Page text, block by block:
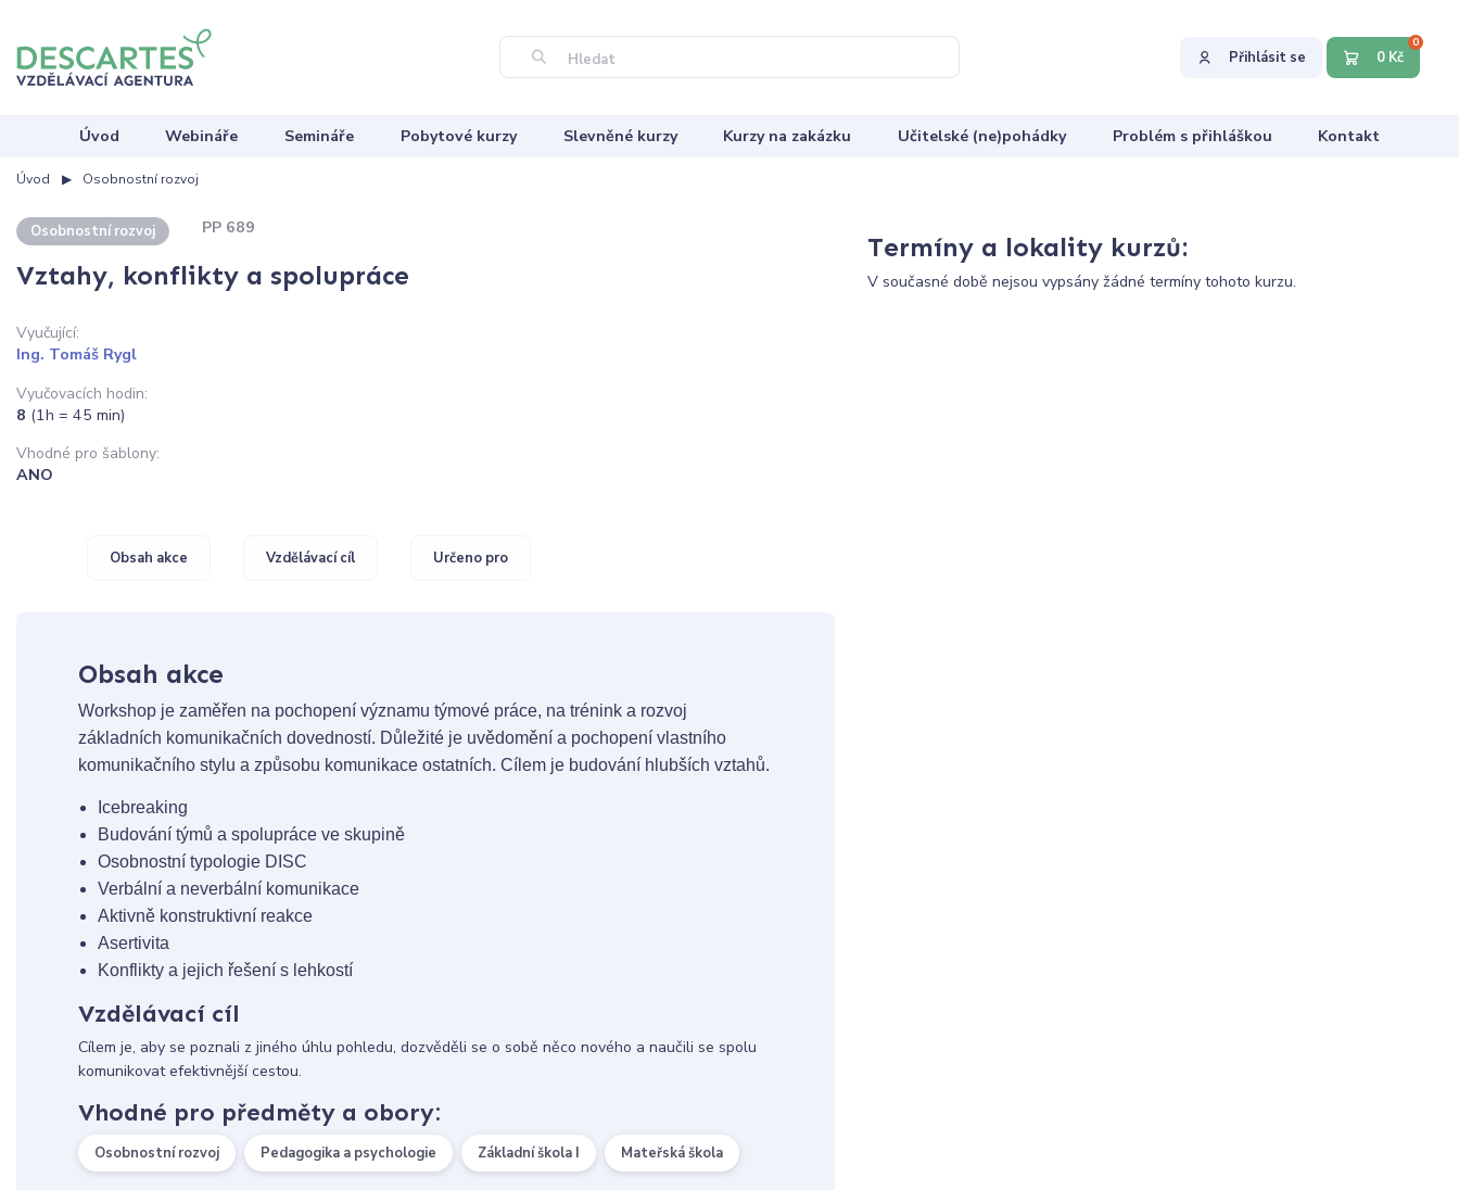
Hledat Přihlásit se 0 Kč
0
Úvod Webináře Semináře Pobytové kurzy Slevněné kurzy Kurzy na zakázku Učitelské (ne)pohádky Problém s přihláškou Kontakt
Úvod Osobnostní rozvoj
Osobnostní rozvoj PP 689
Vztahy, konflikty a spolupráce
Vyučující:
Ing. Tomáš Rygl
Vyučovacích hodin:
8 (1h = 45 min)
Vhodné pro šablony:
ANO
Obsah akce Vzdělávací cíl Určeno pro
Obsah akce
Workshop je zaměřen na pochopení významu týmové práce, na trénink a rozvoj
základních komunikačních dovedností. Důležité je uvědomění a pochopení vlastního
komunikačního stylu a způsobu komunikace ostatních. Cílem je budování hlubších vztahů.
Icebreaking
Budování týmů a spolupráce ve skupině
Osobnostní typologie DISC
Verbální a neverbální komunikace
Aktivně konstruktivní reakce
Asertivita
Konflikty a jejich řešení s lehkostí
Vzdělávací cíl
Cílem je, aby se poznali z jiného úhlu pohledu, dozvěděli se o sobě něco nového a naučili se spolu
komunikovat efektivnější cestou.
Vhodné pro předměty a obory:
Osobnostní rozvoj Pedagogika a psychologie Základní škola I Mateřská škola
Termíny a lokality kurzů:
V současné době nejsou vypsány žádné termíny tohoto kurzu.